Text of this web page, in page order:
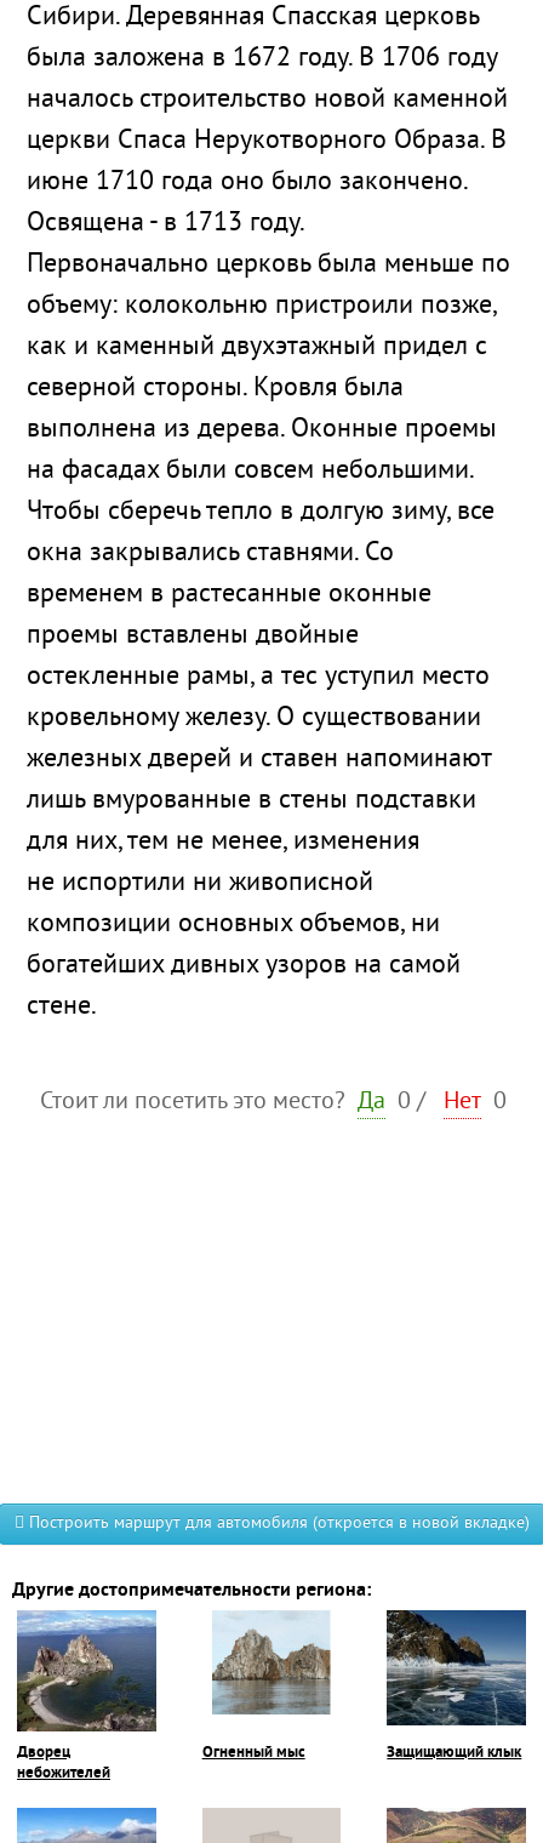
Сибири. Деревянная Спасская церковь
была заложена в 1672 году. В 1706 году
началось строительство новой каменной
церкви Спаса Hеpукотвоpного Обpаза. В
июне 1710 года оно было закончено.
Освящена - в 1713 году.
Первоначально церковь была меньше по
объему: колокольню пристроили позже,
как и каменный двухэтажный придел с
северной стороны. Кровля была
выполнена из дерева. Оконные проемы
на фасадах были совсем небольшими.
Чтобы сберечь тепло в долгую зиму, все
окна закрывались ставнями. Со
временем в растесанные оконные
проемы вставлены двойные
остекленные рамы, а тес уступил место
кровельному железу. О существовании
железных дверей и ставен напоминают
лишь вмурованные в стены подставки
для них, тем не менее, изменения
не испортили ни живописной
композиции основных объемов, ни
богатейших дивных узоров на самой
стене.
Стоит ли посетить это место? Да 0 / Нет 0
Построить маршрут для автомобиля (откроется в новой вкладке)
Другие достопримечательности региона:
Дворец
небожителей
Огненный мыс Защищающий клык